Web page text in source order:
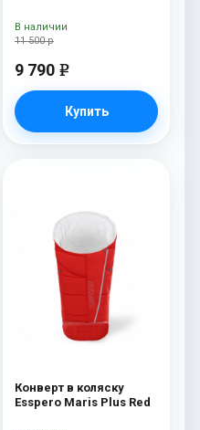
11 500 р
9 790 e
Купить
В наличии
Конверт в коляску
Esspero Maris Plus Red